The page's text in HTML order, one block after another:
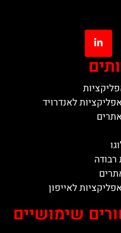
לאנדרויד
רבודה
לאייפון
שימושיים